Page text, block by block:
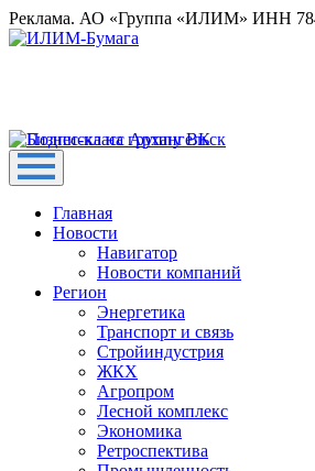
Реклама. АО «Группа «ИЛИМ» ИНН
Главная
Новости
Навигатор
Новости компаний
Регион
Энергетика
Транспорт и связь
Стройиндустрия
ЖКХ
Агропром
Лесной комплекс
Экономика
Ретроспектива